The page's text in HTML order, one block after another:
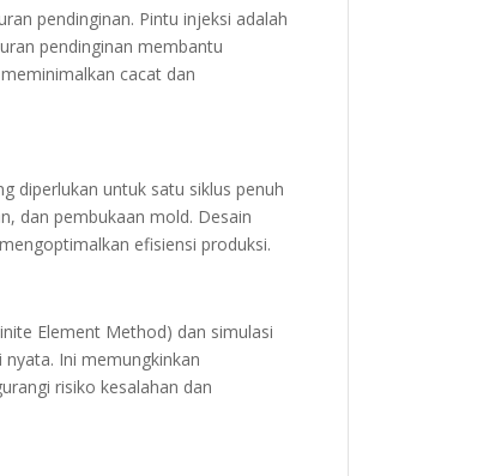
pendinginan. Pintu injeksi adalah
pendinginan membantu
cacat dan
diperlukan untuk satu siklus penuh
dan pembukaan mold. Desain
efisiensi produksi.
Element Method) dan simulasi
Ini memungkinkan
risiko kesalahan dan